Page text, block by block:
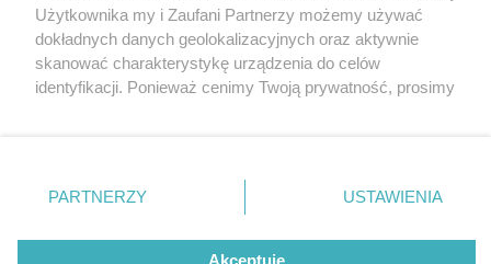
Twojemiasto
Piekary Śląskie
Chorzów
Tarnowskie Góry
Gliwice
Skontakuj sięz nami
Kontakt
Wydawca
Redakcja
Użytkownika my i Zaufani Partnerzy możemy używać
dokładnych danych geolokalizacyjnych oraz aktywnie
skanować charakterystykę urządzenia do celów
identyfikacji. Ponieważ cenimy Twoją prywatność, prosimy
prywatności znajdujący się w lewym dolnym rogu strony
. Niektóre rodzaje przetwarzania danych nie wymagają
zgody użytkownika, ale masz prawo sprzeciwić się
takiemu przetwarzaniu. Preferencje będą miały
PARTNERZY USTAWIENIA
Akceptuję